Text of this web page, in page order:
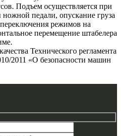
Подъем осуществляется при
педали, опускание груза
режимов на
перемещение штабелера
Технического регламента
2011 «О безопасности машин